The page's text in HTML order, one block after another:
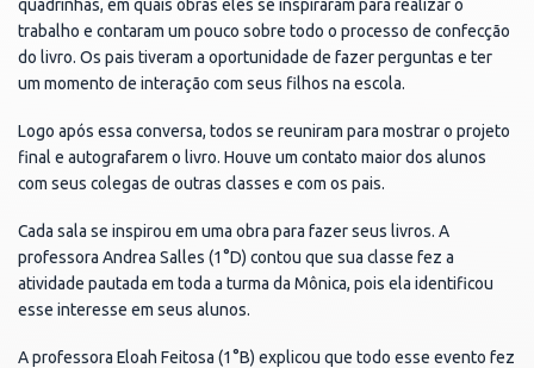
quadrinhas, em quais obras eles se inspiraram para realizar o
trabalho e contaram um pouco sobre todo o processo de confecção
do livro. Os pais tiveram a oportunidade de fazer perguntas e ter
um momento de interação com seus filhos na escola.
Logo após essa conversa, todos se reuniram para mostrar o projeto
final e autografarem o livro. Houve um contato maior dos alunos
com seus colegas de outras classes e com os pais.
Cada sala se inspirou em uma obra para fazer seus livros. A
professora Andrea Salles (1°D) contou que sua classe fez a
atividade pautada em toda a turma da Mônica, pois ela identificou
esse interesse em seus alunos.
A professora Eloah Feitosa (1°B) explicou que todo esse evento fez